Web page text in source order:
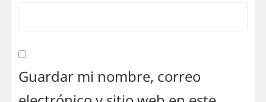
Guardar mi nombre, correo